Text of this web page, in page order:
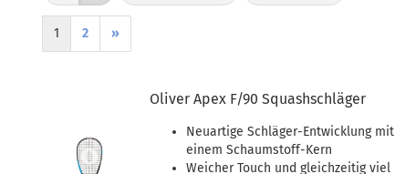
1 2 »
Oliver Apex F/90 Squashschläger
Neuartige Schläger-Entwicklung mit
einem Schaumstoff-Kern
Weicher Touch und gleichzeitig viel